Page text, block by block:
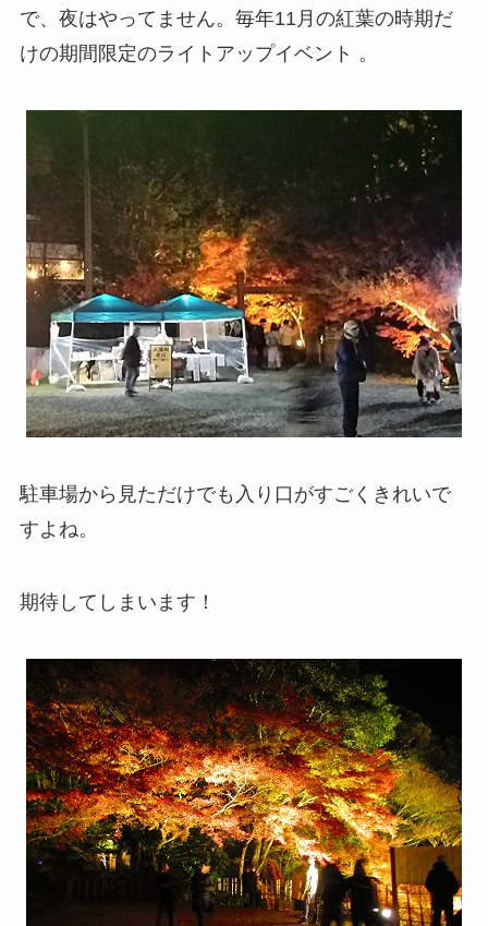
で、夜はやってません。毎年11月の紅葉の時期だ
けの期間限定のライトアップイベント 。
駐車場から見ただけでも入り口がすごくきれいで
すよね。
期待してしまいます！